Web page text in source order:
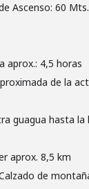
Ascenso: 60
aprox.: 4,5 horas
de la
guagua hasta la
aprox. 8,5 km
de